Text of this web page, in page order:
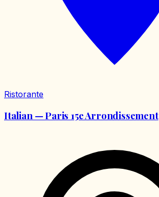
Ristorante
Italian — Paris 15e Arrondissement